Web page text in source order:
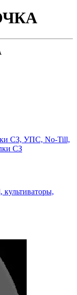
СЗ, УПС, No-Till,
СЗ